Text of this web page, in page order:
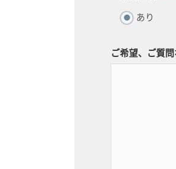
あり
ご希望、ご質